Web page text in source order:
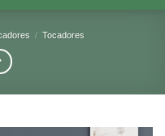
/ Tocadores